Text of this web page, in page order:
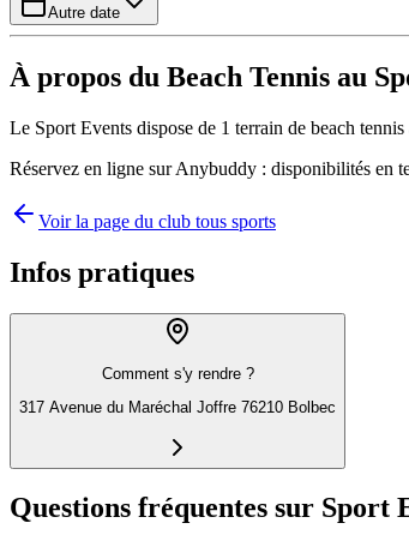
Autre date
À propos du Beach Tennis au
Le Sport Events dispose de 1 terrain de beach
Réservez en ligne sur Anybuddy : disponibilités en
Voir la page du club tous sports
Infos pratiques
Comment s'y rendre ?
317 Avenue du Maréchal Joffre 76210 Bolbec
Questions fréquentes sur Sport